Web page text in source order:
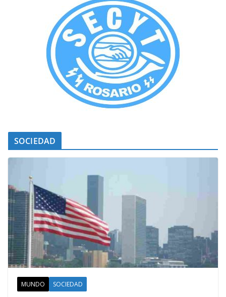
SOCIEDAD
MUNDO SOCIEDAD